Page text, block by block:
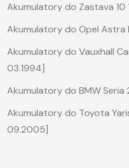
Akumulatory do Zastava 10
Akumulatory do Opel Astra
Akumulatory do Vauxhall
03.1994]
Akumulatory do BMW
Akumulatory do Toyota
09.2005]